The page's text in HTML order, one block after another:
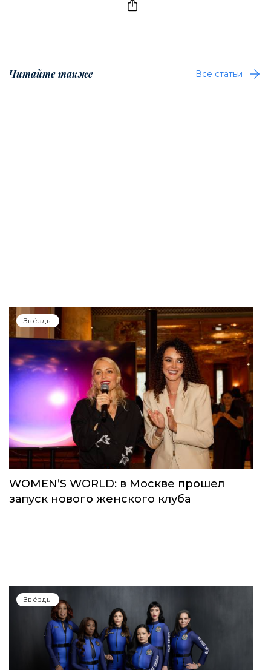
Читайте также Все статьи
Звёзды
WOMEN’S WORLD: в Москве прошел
запуск нового женского клуба
Звёзды